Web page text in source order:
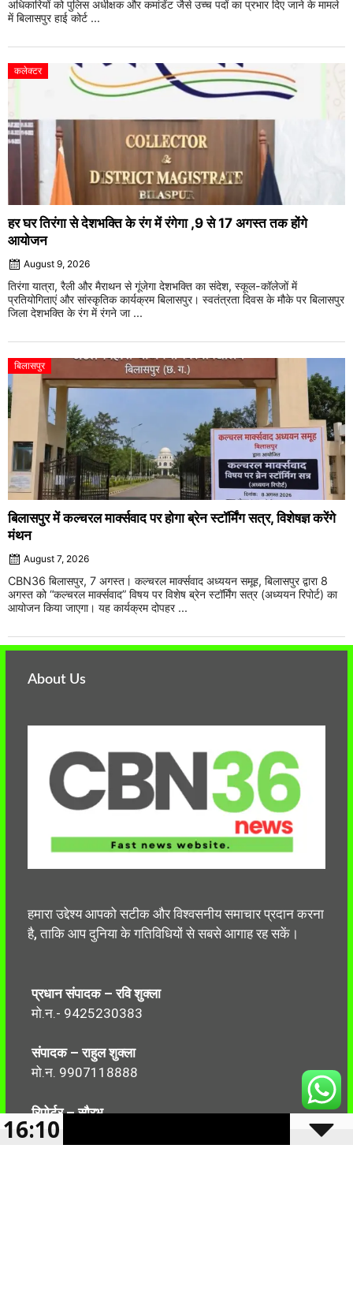
अधिकारियों को पुलिस अधीक्षक और कमांडेंट जैसे उच्च पदों का प्रभार दिए जाने के मामले
में बिलासपुर हाई कोर्ट ...
कलेक्टर
हर घर तिरंगा से देशभक्ति के रंग में रंगेगा ,9 से 17 अगस्त तक होंगे
आयोजन
August 9, 2026
तिरंगा यात्रा, रैली और मैराथन से गूंजेगा देशभक्ति का संदेश, स्कूल-कॉलेजों में
प्रतियोगिताएं और सांस्कृतिक कार्यक्रम बिलासपुर। स्वतंत्रता दिवस के मौके पर बिलासपुर
जिला देशभक्ति के रंग में रंगने जा ...
बिलासपुर
बिलासपुर में कल्चरल मार्क्सवाद पर होगा ब्रेन स्टॉर्मिंग सत्र, विशेषज्ञ करेंगे
मंथन
August 7, 2026
CBN36 बिलासपुर, 7 अगस्त। कल्चरल मार्क्सवाद अध्ययन समूह, बिलासपुर द्वारा 8
अगस्त को “कल्चरल मार्क्सवाद” विषय पर विशेष ब्रेन स्टॉर्मिंग सत्र (अध्ययन रिपोर्ट) का
आयोजन किया जाएगा। यह कार्यक्रम दोपहर ...
About Us
हमारा उद्देश्य आपको सटीक और विश्वसनीय समाचार प्रदान करना
है, ताकि आप दुनिया के गतिविधियों से सबसे आगाह रह सकें।
प्रधान संपादक – रवि शुक्ला
मो.न.- 9425230383
संपादक – राहुल शुक्ला
मो.न. 9907118888
रिपोर्टर – सौरभ
मो.न.-7499999906
16:10